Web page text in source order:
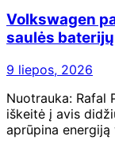
Volkswagen
saulės baterijų
9 liepos, 2026
Nuotrauka: Rafal
iškeitė į avis
aprūpina